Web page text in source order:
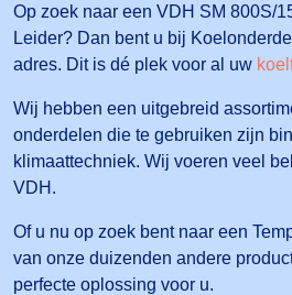
Op zoek naar een VDH SM 800S/
Leider? Dan bent u bij
adres. Dit is dé plek voor al uw
Wij hebben een uitgebreid
onderdelen die te gebruiken zijn
klimaattechniek. Wij voeren veel
VDH.
Of u nu op zoek bent naar een
van onze duizenden andere
perfecte oplossing voor u.